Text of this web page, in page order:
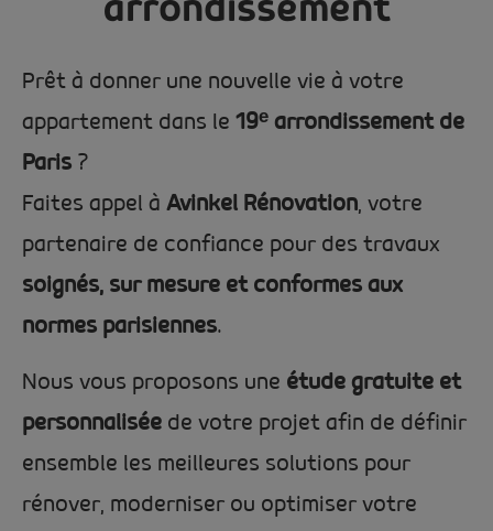
Prêt à donner une nouvelle vie à votre
appartement dans le 19ᵉ arrondissement de
Paris ?
Faites appel à Avinkel Rénovation, votre
partenaire de confiance pour des travaux
soignés, sur mesure et conformes aux
normes parisiennes.
Nous vous proposons une étude gratuite et
personnalisée de votre projet afin de définir
ensemble les meilleures solutions pour
rénover, moderniser ou optimiser votre